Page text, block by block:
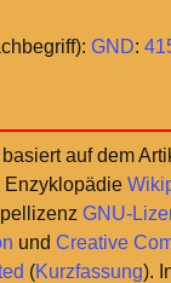
GND:
auf dem
Enzyklopädie
GNU-
und Creative
(Kurzfassung).